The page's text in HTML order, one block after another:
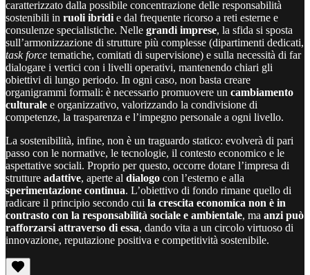
caratterizzato dalla possibile concentrazione delle responsabilità
sostenibili in ruoli ibridie dal frequente ricorso a reti esterne e
consulenze specialistiche. Nelle grandi imprese, la sfida si sposta
sull’armonizzazione di strutture più complesse (dipartimenti dedicati,
task force tematiche, comitati di supervisione) e sulla necessità di far
dialogare i vertici con i livelli operativi, mantenendo chiari gli
obiettivi di lungo periodo. In ogni caso, non basta creare
organigrammi formali: è necessario promuovere un cambiamento
culturale e organizzativo, valorizzando la condivisione di
competenze, la trasparenza e l’impegno personale a ogni livello.
La sostenibilità, infine, non è un traguardo statico: evolverà di pari
passo con le normative, le tecnologie, il contesto economico e le
aspettative sociali. Proprio per questo, occorre dotare l’impresa di
strutture adattive, aperte al dialogo con l’esterno e alla
sperimentazione continua. L’obiettivo di fondo rimane quello di
radicare il principio secondo cui la crescita economica non è in
contrasto con la responsabilità sociale e ambientale, ma anzi può
rafforzarsi attraverso di essa, dando vita a un circolo virtuoso di
innovazione, reputazione positiva e competitività sostenibile.